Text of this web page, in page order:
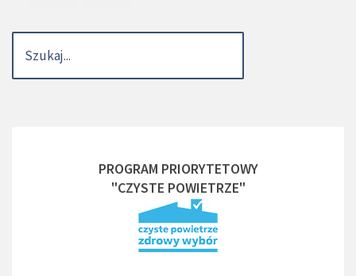
PROGRAM PRIORYTETOWY
"CZYSTE POWIETRZE"